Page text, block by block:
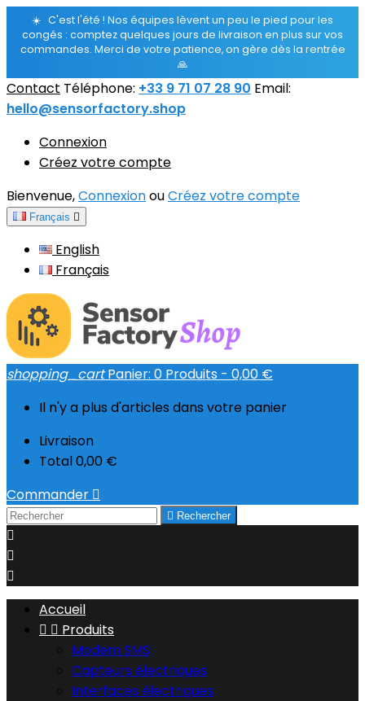
☀️ C'est l'été ! Nos équipes lèvent un peu le pied pour les
congés : comptez quelques jours de livraison en plus sur vos
commandes. Merci de votre patience, on gère dès la rentrée
🙏
Contact Téléphone: +33 9 71 07 28 90 Email:
hello@sensorfactory.shop
Connexion
Créez votre compte
Bienvenue,ConnexionouCréez votre compte
Français 
English
Français
shopping_cart Panier: 0 Produits - 0,00 €
Il n'y a plus d'articles dans votre panier
Livraison
Total0,00 €
Commander 
 Rechercher



Accueil
  Produits
Modem SMS
Capteurs électriques
Interfaces électriques